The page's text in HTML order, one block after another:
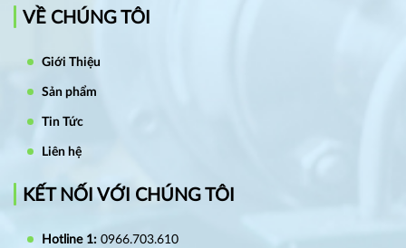
VỀ CHÚNG TÔI
Giới Thiệu
Sản phẩm
Tin Tức
Liên hệ
KẾT NỐI VỚI CHÚNG TÔI
Hotline 1: 0966.703.610